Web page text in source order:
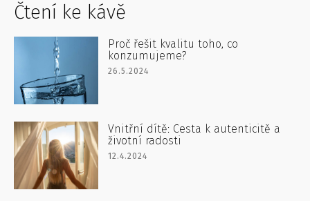
Čtení ke kávě
Proč řešit kvalitu toho, co
konzumujeme?
26.5.2024
Vnitřní dítě: Cesta k autenticitě a
životní radosti
12.4.2024